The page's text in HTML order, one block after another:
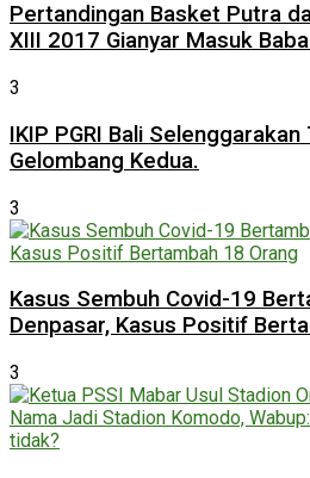
Pertandingan Basket Putra
XIII 2017 Gianyar Masuk
3
IKIP PGRI Bali
Gelombang Kedua.
3
Kasus Sembuh Covid-19
Denpasar, Kasus Positif
3